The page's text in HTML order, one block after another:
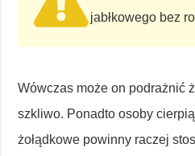
jabłkowego bez
Wówczas może on podrażnić
szkliwo. Ponadto osoby
żołądkowe powinny raczej